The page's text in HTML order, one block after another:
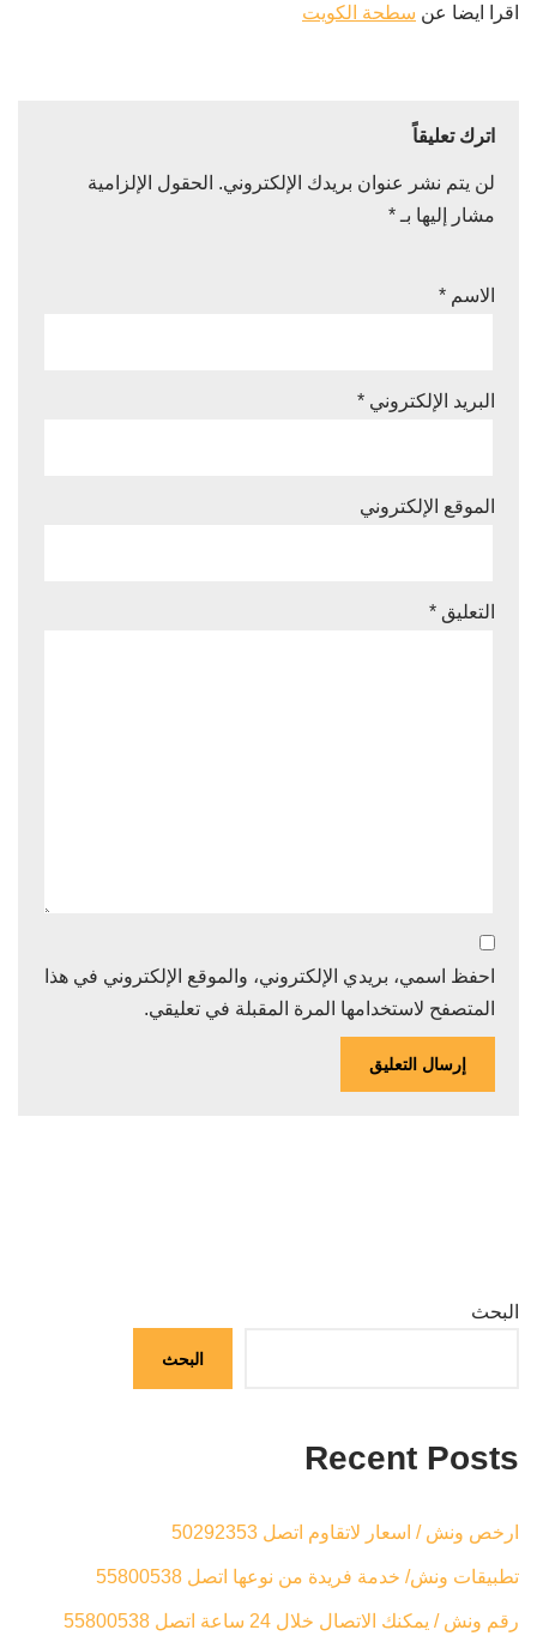
اقرا ايضا عن سطحة الكويت
اترك تعليقاً
لن يتم نشر عنوان بريدك الإلكتروني. الحقول الإلزامية
مشار إليها بـ *
الاسم *
البريد الإلكتروني *
الموقع الإلكتروني
التعليق *
احفظ اسمي، بريدي الإلكتروني، والموقع الإلكتروني في هذا
المتصفح لاستخدامها المرة المقبلة في تعليقي.
البحث
البحث
Recent Posts
ارخص ونش / اسعار لاتقاوم اتصل 50292353
تطبيقات ونش/ خدمة فريدة من نوعها اتصل 55800538
رقم ونش / يمكنك الاتصال خلال 24 ساعة اتصل 55800538